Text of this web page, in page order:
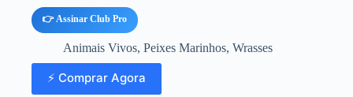
👉 Assinar Club Pro
Animais Vivos, Peixes Marinhos, Wrasses
⚡ Comprar Agora